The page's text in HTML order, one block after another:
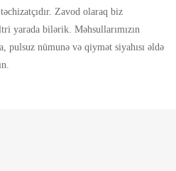
Zavod olaraq biz
yarada bilərik. Məhsullarımızın
pulsuz nümunə və qiymət siyahısı əldə